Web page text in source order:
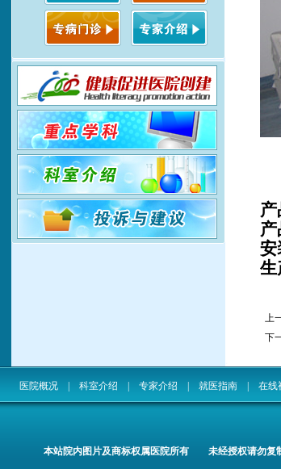
产
产
安
生
上
下
医院概况 科室介绍 专家介绍 就医指南 在线
本站院内图片及商标权属医院所有 未经授权请勿复